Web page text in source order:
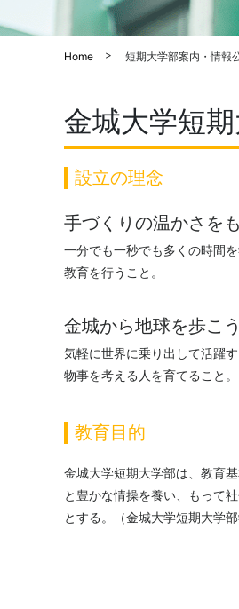
Home 短期大学部案内・情報
金城大学短
設立の理念
手づくりの温かさを
一分でも一秒でも多くの時間
教育を行うこと。
金城から地球を歩こう
気軽に世界に乗り出して活躍
物事を考える人を育てること。
教育目的
金城大学短期大学部は、教育
と豊かな情操を養い、もって
とする。（金城大学短期大学